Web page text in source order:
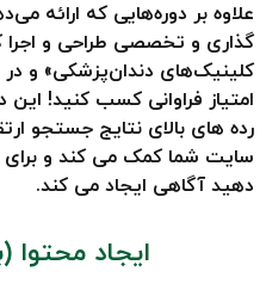
علاوه بر دوره‌هایی که ارائه
گذاری و تخصصی طراحی و اجرا
کلینیک‌های دندان‌پزشکی» و در
امتیاز فراوانی کسب کنید!
رده های بالای نتایج جستجو
سایت شما کمک می کند و برای
دهید آگاهی ایجاد می کند.
ایجاد محتوا